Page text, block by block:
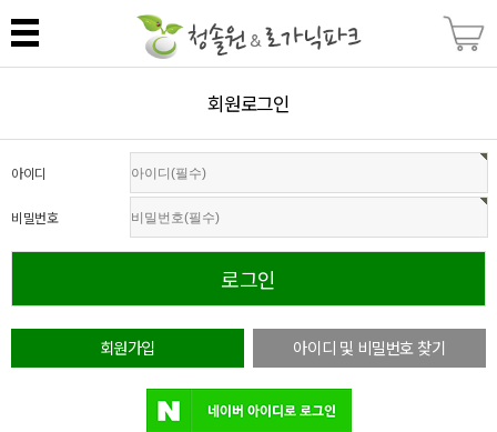
회원로그인
아이디
비밀번호
회원가입 아이디 및 비밀번호 찾기